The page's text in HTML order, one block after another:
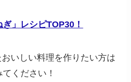
」レシピTOP30！
おいしい料理を作りたい方は
ください！